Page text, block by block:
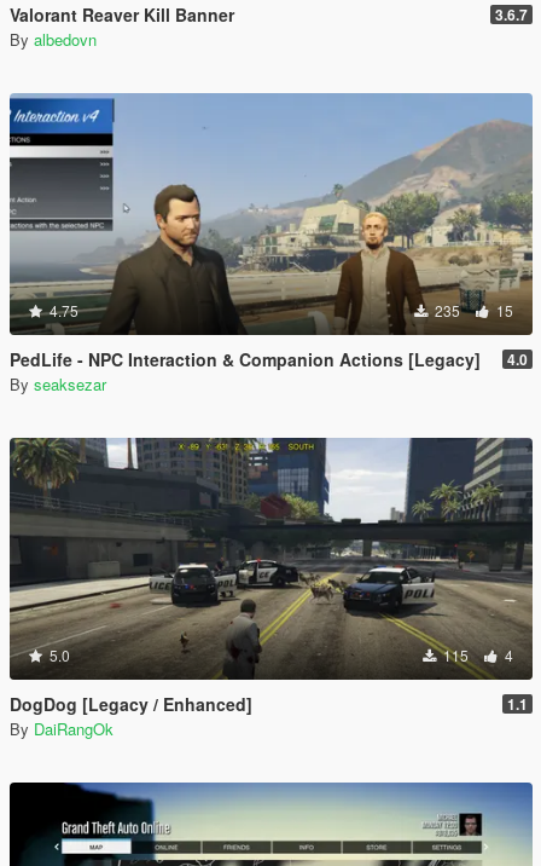
Valorant Reaver Kill Banner 3.6.7
By albedovn
4.75 235 15
PedLife - NPC Interaction & Companion Actions [Legacy] 4.0
By seaksezar
5.0 115 4
DogDog [Legacy / Enhanced] 1.1
By DaiRangOk